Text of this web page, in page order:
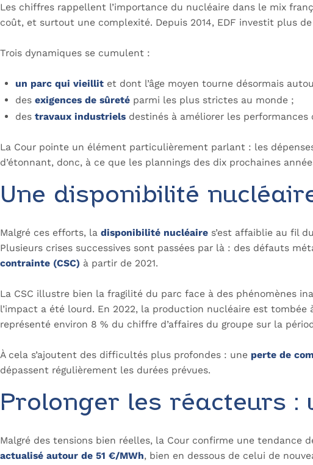
Les chiffres rappellent l’importance du nucléaire dans le mix
coût, et surtout une complexité. Depuis 2014, EDF investit plus de
Trois dynamiques se cumulent :
un parc qui vieillit et dont l’âge moyen tourne désormais
des exigences de sûreté parmi les plus strictes au monde ;
des travaux industriels destinés à améliorer les
La Cour pointe un élément particulièrement parlant : les
d’étonnant, donc, à ce que les plannings des dix prochaines
Une disponibilité
Malgré ces efforts, la disponibilité nucléaire s’est affaiblie au fil
Plusieurs crises successives sont passées par là : des défauts
contrainte (CSC) à partir de 2021.
La CSC illustre bien la fragilité du parc face à des phénomènes
l’impact a été lourd. En 2022, la production nucléaire est tombée
représenté environ 8 % du chiffre d’affaires du groupe sur la
À cela s’ajoutent des difficultés plus profondes : une perte de
dépassent régulièrement les durées prévues.
Prolonger les réacteurs :
Malgré des tensions bien réelles, la Cour confirme une tendance
actualisé autour de 51 €/MWh, bien en dessous de celui de